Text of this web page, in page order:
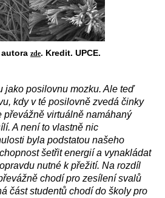
zde. Kredit. UPCE.
jako posilovnu mozku. Ale teď
kdy v té posilovně zvedá činky
převážně virtuálně namáhaný
A není to vlastně nic
byla podstatou našeho
šetřit energií a vynakládat
nutné k přežití. Na rozdíl
chodí pro zesílení svalů
část studentů chodí do školy pro